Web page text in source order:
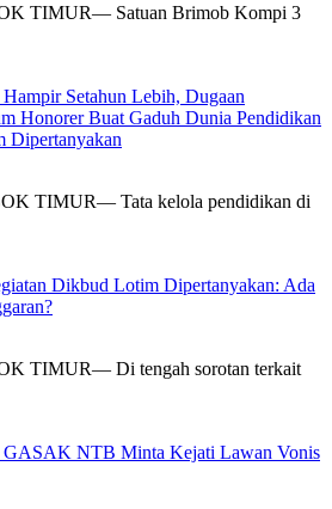
TIMUR— Satuan Brimob Kompi 3
Setahun Lebih, Dugaan
Honorer Buat Gaduh Dunia Pendidikan
Dipertanyakan
TIMUR— Tata kelola pendidikan di
Dikbud Lotim Dipertanyakan: Ada
TIMUR— Di tengah sorotan terkait
GASAK NTB Minta Kejati Lawan Vonis